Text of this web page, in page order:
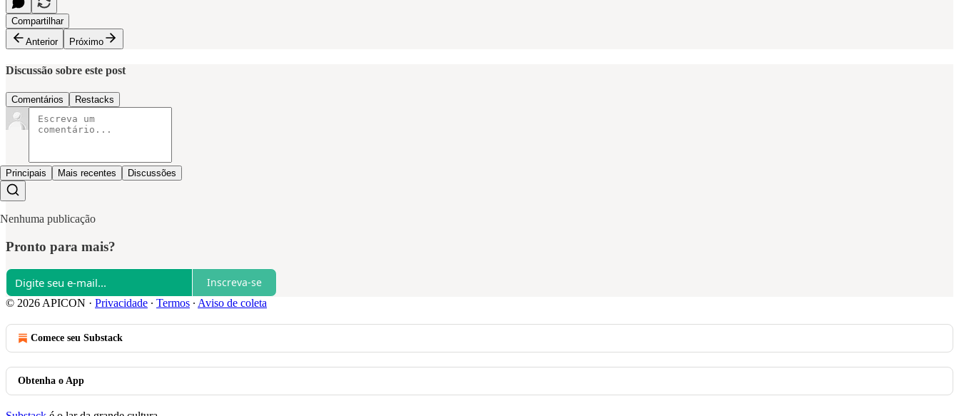
Compartilhar
Anterior
Próximo
Discussão sobre este post
Comentários Restacks
Principais Mais recentes Discussões
Nenhuma publicação
Pronto para mais?
Inscreva-se
© 2026 APICON · Privacidade ∙ Termos ∙ Aviso de coleta
Comece seu Substack
Obtenha o App